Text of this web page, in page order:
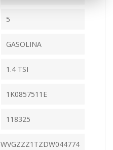
5
GASOLINA
1.4 TSI
1K0857511E
118325
WVGZZZ1TZDW044774